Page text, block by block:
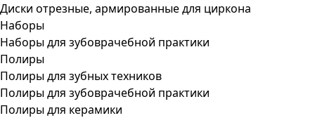
Диски отрезные, армированные для циркона
Наборы
Наборы для зубоврачебной практики
Полиры
Полиры для зубных техников
Полиры для зубоврачебной практики
Полиры для керамики